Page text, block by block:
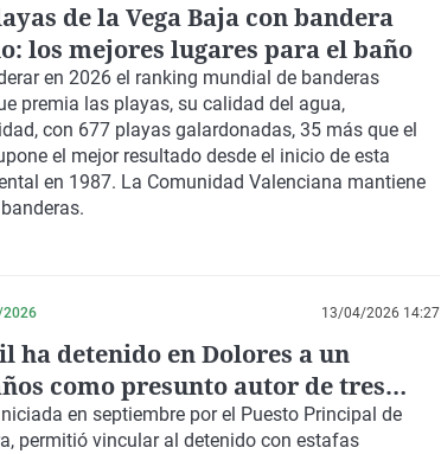
de la Vega Baja con bandera
los mejores lugares para el baño
en 2026 el ranking mundial de banderas
premia las playas, su calidad del agua,
con 677 playas galardonadas, 35 más que el
el mejor resultado desde el inicio de esta
en 1987. La Comunidad Valenciana mantiene
2026 13/04/2026 14:27
ha detenido en Dolores a un
como presunto autor de tres
en septiembre por el Puesto Principal de
, permitió vincular al detenido con estafas